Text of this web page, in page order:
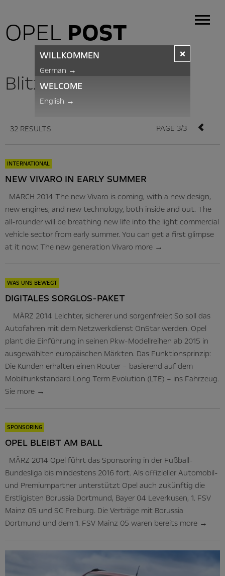
OPEL POST
BlitzNews
32 RESULTS PAGE 3/3
INTERNATIONAL
NEW VIVARO IN EARLY SUMMER
MARCH 2014 The new Vivaro is coming, with a new design,
new engines, and new technology, both inside and out. The
all-rounder will be breathing new life into the light commercial
vehicle sector from early summer. You can get a first glimpse
at it now: The new generation Vivaro more →
WAS UNS BEWEGT
DIGITALES SORGLOS-PAKET
MÄRZ 2014 Leichter, sicherer und sorgenfreier: So soll das
Autofahren mit dem Netzwerkdienst OnStar werden. Opel
plant die Einführung in seinen Pkw-Modellreihen ab 2015 in
ausgewählten europäischen Märkten. Das Funktionsprinzip:
Die Kunden erhalten einen Router – basierend auf dem
Mobilfunkstandard Long Term Evolution (LTE) – ins Fahrzeug.
Sie more →
SPONSORING
OPEL BLEIBT AM BALL
MÄRZ 2014 Opel führt das Sponsoring in der Fußball-
Bundesliga bis mindestens 2016 fort. Als offizieller Automobil-
und Premiumpartner unterstützt Opel auch zukünftig die
Erstligisten Borussia Dortmund, Bayer 04 Leverkusen, 1. FSV
Mainz 05 und SC Freiburg. Die Verträge mit Borussia
Dortmund und dem 1. FSV Mainz 05 waren bereits more →
×
WILLKOMMEN
German →
WELCOME
English →